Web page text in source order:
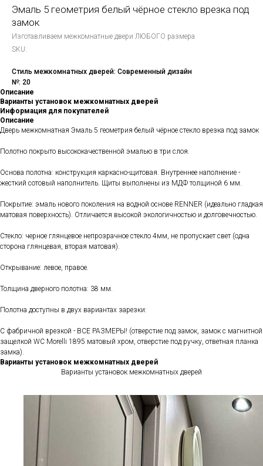
Эмаль 5 геометрия белый чёрное стекло врезка под
замок
Изготавливаем межкомнатные двери ЛЮБОГО размера
SKU:
Стиль межкомнатных дверей: Современный дизайн
№: 20
Описание
Варианты установок межкомнатных дверей
Информация для покупателей
Описание
Дверь межкомнатная Эмаль 5 геометрия белый чёрное стекло врезка под замок
Полотно покрыто высококачественной эмалью в три слоя.
Основа полотна: конструкция каркасно-щитовая. Внутреннее наполнение -
жесткий сотовый наполнитель. Щиты выполнены из МДФ толщиной 6 мм.
Покрытие: эмаль нового поколения на водной основе RENNER (идеально гладкая
матовая поверхность). Отличается высокой экологичностью и долговечностью.
Стекло: черное глянцевое непрозрачное стекло 4мм, не пропускает свет (одна
сторона глянцевая, вторая матовая).
Открывание: левое, правое.
Толщина дверного полотна: 38 мм.
Полотна доступны в двух вариантах зарезки:
С фабричной врезкой - ВСЕ РАЗМЕРЫ! (отверстие под замок, замок с магнитной
защелкой WC Morelli 1895 матовый хром, отверстие под ручку, ответная планка
замка).
Варианты установок межкомнатных дверей
Варианты установок межкомнатных дверей